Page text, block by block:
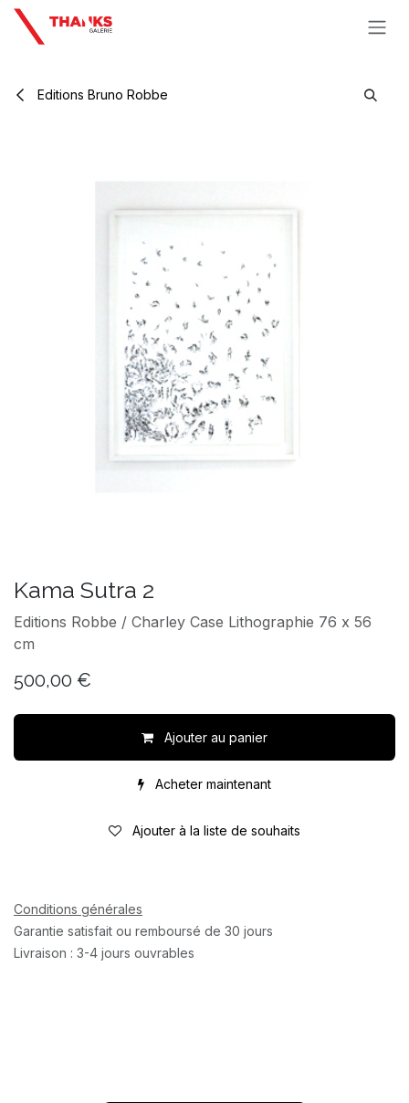
Se rendre au contenu
Editions Bruno Robbe
Kama Sutra 2
Editions Robbe / Charley Case Lithographie 76 x 56
cm
500,00 €
Ajouter au panier
Acheter maintenant
Ajouter à la liste de souhaits
Conditions générales
Garantie satisfait ou remboursé de 30 jours
Livraison : 3-4 jours ouvrables